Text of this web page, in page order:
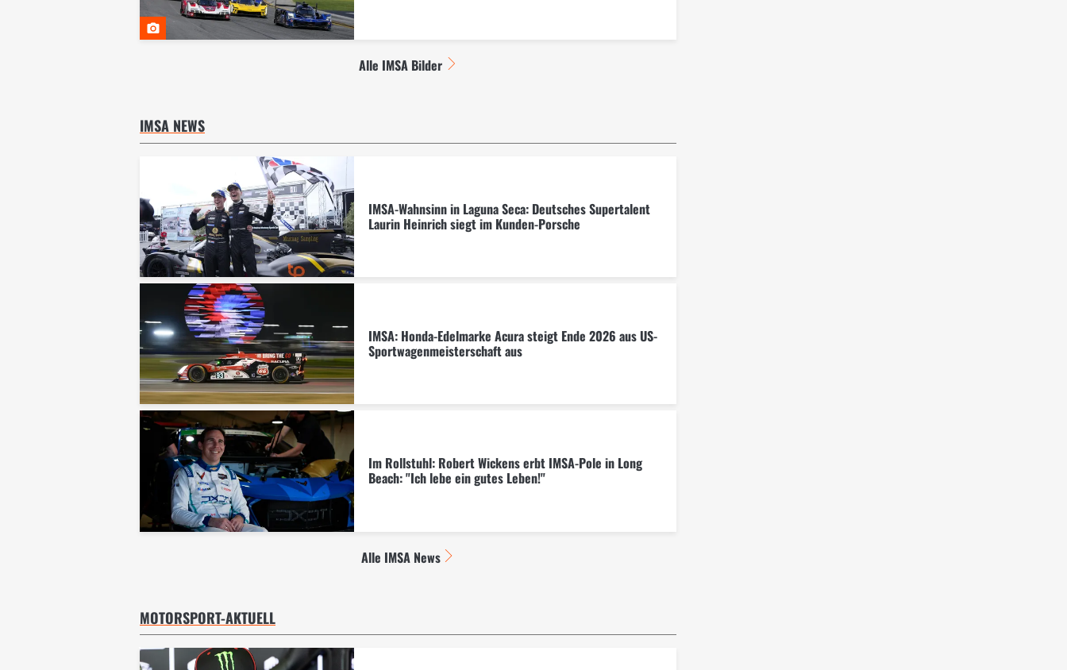
Alle IMSA Bilder
IMSA NEWS
IMSA-Wahnsinn in Laguna Seca: Deutsches Supertalent
Laurin Heinrich siegt im Kunden-Porsche
IMSA: Honda-Edelmarke Acura steigt Ende 2026 aus US-
Sportwagenmeisterschaft aus
Im Rollstuhl: Robert Wickens erbt IMSA-Pole in Long
Beach: "Ich lebe ein gutes Leben!"
Alle IMSA News
MOTORSPORT-AKTUELL